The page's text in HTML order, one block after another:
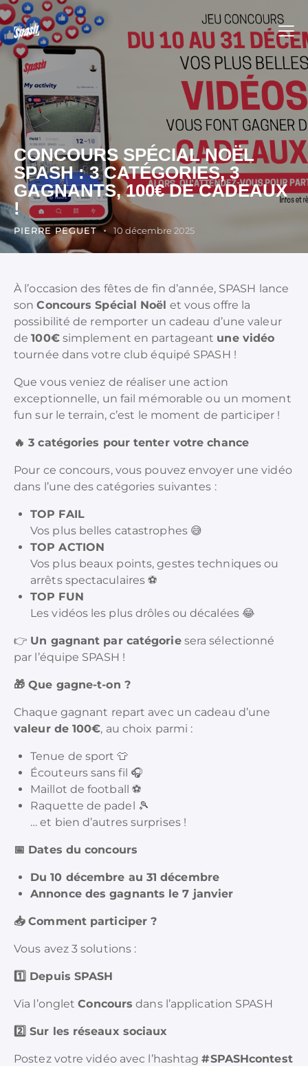
CONCOURS SPÉCIAL NOËL
SPASH : 3 CATÉGORIES, 3
GAGNANTS, 100€ DE CADEAUX
!
PIERRE PEGUET 10 décembre 2025
À l’occasion des fêtes de fin d’année, SPASH lance
sonConcours Spécial Noël et vous offre la
possibilité de remporter un cadeau d’une valeur
de100€simplement en partageant une vidéo
tournée dans votre club équipé SPASH !
Que vous veniez de réaliser une action
exceptionnelle, un fail mémorable ou un moment
fun sur le terrain, c’est le moment de participer !
🔥 3 catégories pour tenter votre chance
Pour ce concours, vous pouvez envoyer une vidéo
dans l’une des catégories suivantes :
TOP FAIL
Vos plus belles catastrophes 😅
TOP ACTION
Vos plus beaux points, gestes techniques ou
arrêts spectaculaires ⚽
TOP FUN
Les vidéos les plus drôles ou décalées 😂
👉 Un gagnant par catégoriesera sélectionné
par l’équipe SPASH !
🎁 Que gagne-t-on ?
Chaque gagnant repart avec un cadeau d’une
valeur de 100€, au choix parmi :
Tenue de sport 👕
Écouteurs sans fil 🎧
Maillot de football ⚽
Raquette de padel 🎾
… et bien d’autres surprises !
📅 Dates du concours
Du 10 décembre au 31 décembre
Annonce des gagnants le 7 janvier
📥Comment participer ?
Vous avez 3 solutions :
1️⃣ Depuis SPASH
Via l’ongletConcours dans l’application SPASH
2️⃣ Sur les réseaux sociaux
Postez votre vidéo avec l’hashtag#SPASHcontest